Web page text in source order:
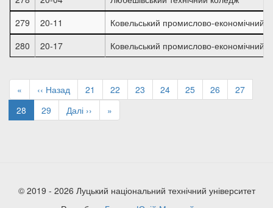
279
20-11
Ковельський промислово-економічний
280
20-17 Ковельський промислово-економічний
Розбивка
на
сторінки
Перша
сторінка
«
Попередня
сторінка
‹‹ Назад Page
21 Page
22 Page
23 Page
24 Page
25 Page
26 Page
27
Поточна
сторінка
28 Page
29
Наступна
сторінка
Далі ››
Остання
сторінка
»
© 2019 - 2026 Луцький національний технічний університет